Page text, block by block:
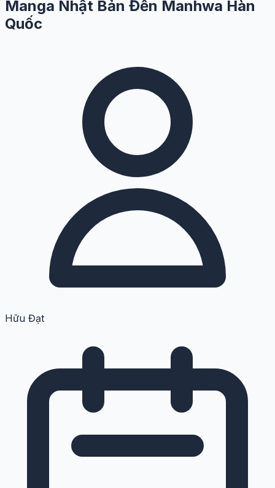
Manga Nhật Bản Đến Manhwa Hàn
Quốc
Hữu Đạt